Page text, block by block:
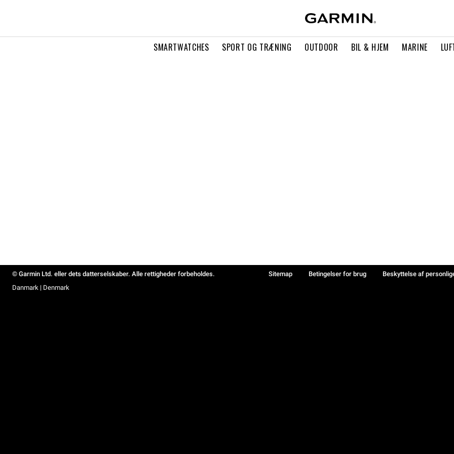
SMARTWATCHES SPORT OG TRÆNING OUTDOOR BIL & HJEM MARINE
© Garmin Ltd. eller dets datterselskaber. Alle rettigheder forbeholdes. Sitemap Betingelser for brug Beskyttelse af
Danmark | Denmark